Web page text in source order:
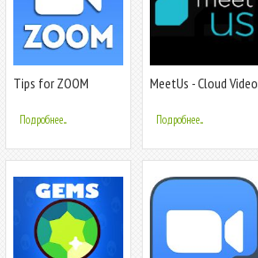
Tips for ZOOM
Подробнее...
MeetUs - Cloud Video
Подробнее...